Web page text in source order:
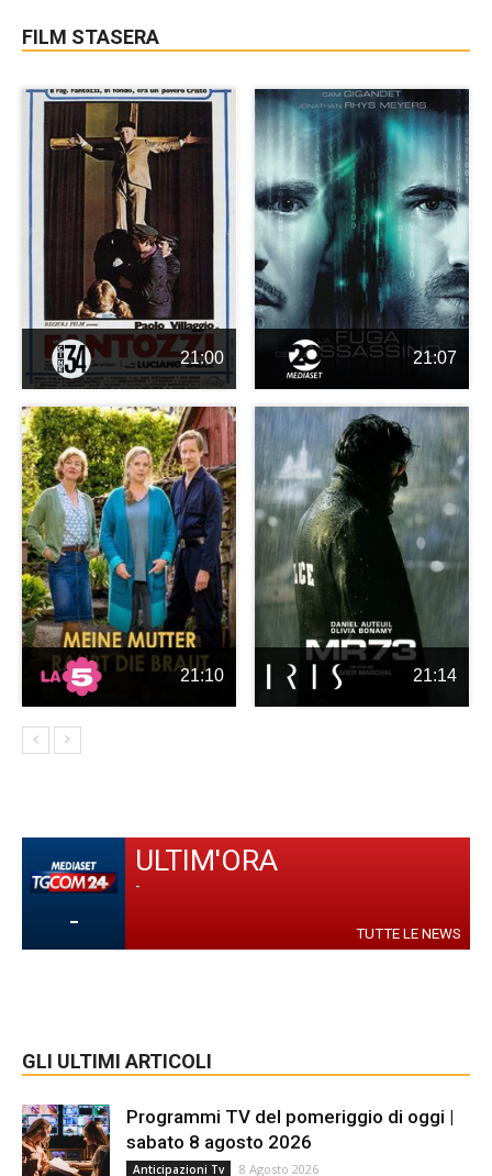
FILM STASERA
21:00 21:07
21:10 21:14
-
ULTIM'ORA
-
TUTTE LE NEWS
GLI ULTIMI ARTICOLI
Programmi TV del pomeriggio di oggi |
sabato 8 agosto 2026
Anticipazioni Tv 8 Agosto 2026